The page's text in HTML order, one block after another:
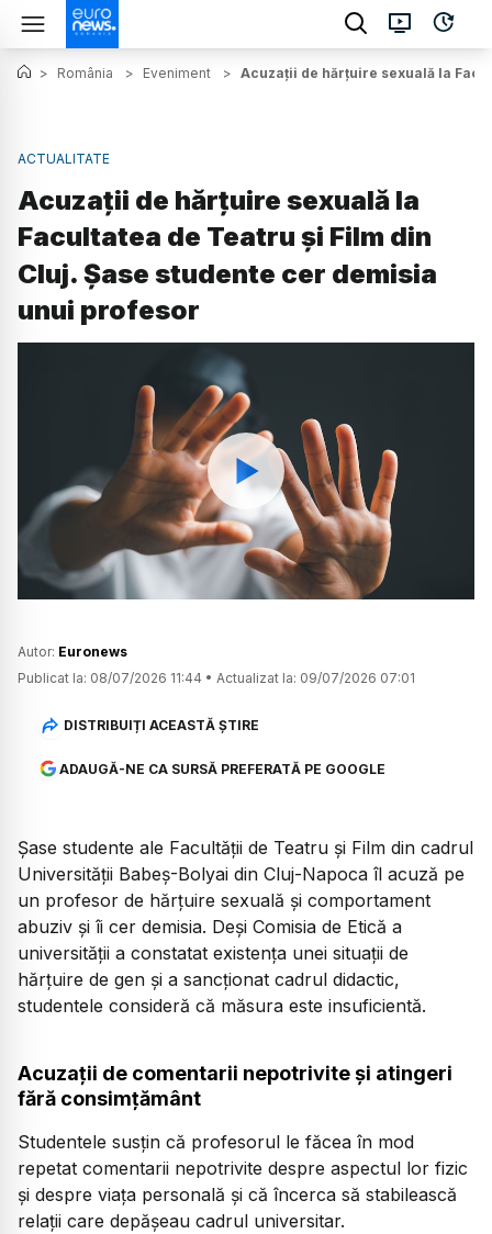
> România > Eveniment > Acuzații de hărțuire sexuală la
ACTUALITATE
Acuzații de hărțuire sexuală la
Facultatea de Teatru și Film din
Cluj. Șase studente cer demisia
unui profesor
Watch
Autor: Euronews
Publicat la: 08/07/2026 11:44 • Actualizat la: 09/07/2026 07:01
DISTRIBUIȚI ACEASTĂ ȘTIRE
ADAUGĂ-NE CA SURSĂ PREFERATĂ PE GOOGLE
Șase studente ale Facultății de Teatru și Film din cadrul
Universității Babeș-Bolyai din Cluj-Napoca îl acuză pe
un profesor de hărțuire sexuală și comportament
abuziv și îi cer demisia. Deși Comisia de Etică a
universității a constatat existența unei situații de
hărțuire de gen și a sancționat cadrul didactic,
studentele consideră că măsura este insuficientă.
Acuzații de comentarii nepotrivite și atingeri
fără consimțământ
Studentele susțin că profesorul le făcea în mod
repetat comentarii nepotrivite despre aspectul lor fizic
și despre viața personală și că încerca să stabilească
relații care depășeau cadrul universitar.